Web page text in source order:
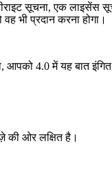
सूचना, एक
भी प्रदान करना होगा।
4.0 में यह बात
की ओर लक्षित है।